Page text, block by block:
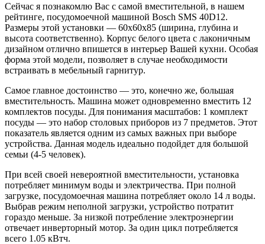
Сейчас я познакомлю Вас с самой вместительной, в нашем
рейтинге, посудомоечной машиной Bosch SMS 40D12.
Размеры этой установки — 60x60x85 (ширина, глубина и
высота соответственно). Корпус белого цвета с лаконичным
дизайном отлично впишется в интерьер Вашей кухни. Особая
форма этой модели, позволяет в случае необходимости
встраивать в мебельный гарнитур.
Самое главное достоинство — это, конечно же, большая
вместительность. Машина может одновременно вместить 12
комплектов посуды. Для понимания масштабов: 1 комплект
посуды — это набор столовых приборов из 7 предметов. Этот
показатель является одним из самых важных при выборе
устройства. Данная модель идеально подойдет для большой
семьи (4-5 человек).
При всей своей невероятной вместительности, установка
потребляет минимум воды и электричества. При полной
загрузке, посудомоечная машина потребляет около 14 л воды.
Выбрав режим неполной загрузки, устройство потратит
гораздо меньше. За низкой потребление электроэнергии
отвечает инверторный мотор. За один цикл потребляется
всего 1.05 кВтч.